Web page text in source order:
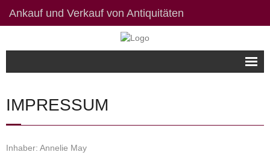
Ankauf und Verkauf von Antiquitäten
Bildergalerie
IMPRESSUM
Inhaber: Annelie May